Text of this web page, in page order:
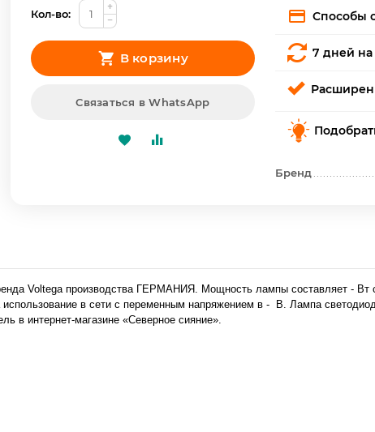
Кол-во:
+
−
В корзину
Связаться в WhatsApp
Способы
7 дней на
Бренд
Voltega производства ГЕРМАНИЯ. Мощность лампы составляет - Вт
в сети с переменным напряжением в - В. Лампа
в интернет-магазине «Северное сияние».